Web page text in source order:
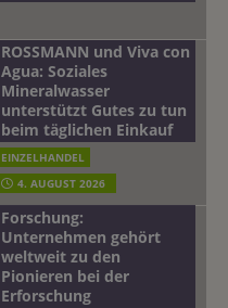
ROSSMANN und Viva con
Agua: Soziales
Mineralwasser
unterstützt Gutes zu tun
beim täglichen Einkauf
EINZELHANDEL
4. AUGUST 2026
Beiersdorf
Hautmikrobiom-
Forschung:
Unternehmen gehört
weltweit zu den
Pionieren bei der
Erforschung